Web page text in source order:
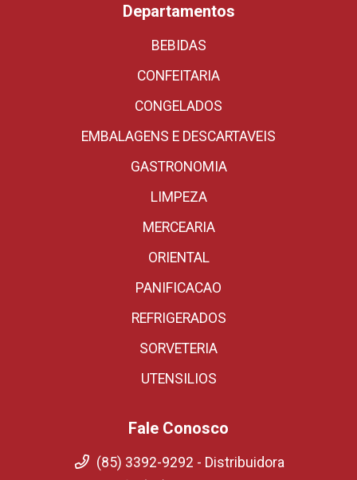
Departamentos
BEBIDAS
CONFEITARIA
CONGELADOS
EMBALAGENS E DESCARTAVEIS
GASTRONOMIA
LIMPEZA
MERCEARIA
ORIENTAL
PANIFICACAO
REFRIGERADOS
SORVETERIA
UTENSILIOS
Fale Conosco
(85) 3392-9292 - Distribuidora